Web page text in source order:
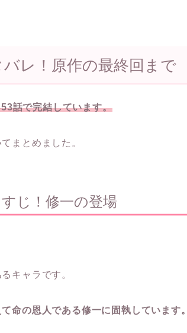
バレ！原作の最終回まで
話で完結しています。
まとめました。
じ！修一の登場
キャラです。
命の恩人である修一に固執しています。